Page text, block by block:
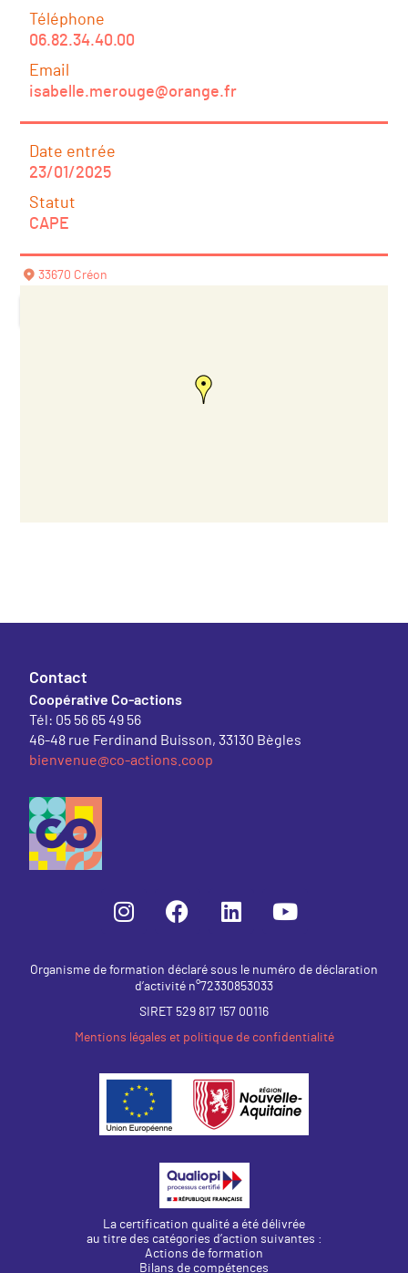
Téléphone
06.82.34.40.00
Email
isabelle.merouge@orange.fr
Date entrée
23/01/2025
Statut
CAPE
33670 Créon
Contact
Coopérative Co-actions
Tél: 05 56 65 49 56
46-48 rue Ferdinand Buisson, 33130 Bègles
bienvenue@co-actions.coop
Organisme de formation déclaré sous le numéro de déclaration
d’activité n°72330853033
SIRET 529 817 157 00116
Mentions légales et politique de confidentialité
La certification qualité a été délivrée
au titre des catégories d’action suivantes :
Actions de formation
Bilans de compétences